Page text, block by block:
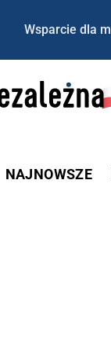
Wsparcie dla
NAJNOWSZE